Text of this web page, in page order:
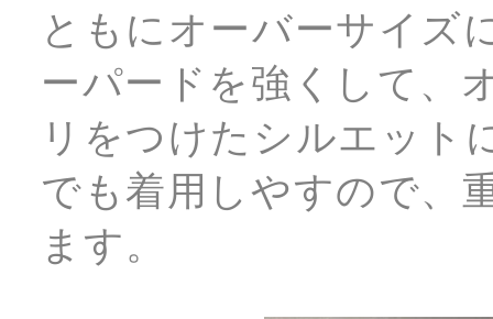
ともにオーバーサイズ
ーパードを強くして、
リをつけたシルエット
でも着用しやすので、
ます。